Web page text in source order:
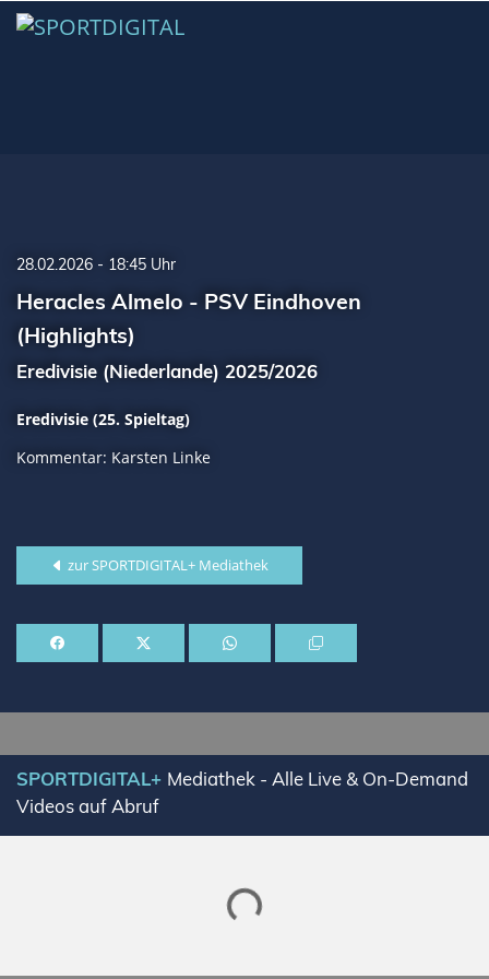
28.02.2026 - 18:45 Uhr
Heracles Almelo - PSV Eindhoven
(Highlights)
Eredivisie (Niederlande) 2025/2026
Eredivisie (25. Spieltag)
Kommentar: Karsten Linke
zur SPORTDIGITAL+ Mediathek
SPORTDIGITAL+ Mediathek - Alle Live & On-Demand
Videos auf Abruf